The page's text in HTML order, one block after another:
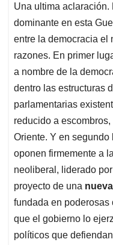
Una ultima
dominante en esta
entre la democracia el
razones. En primer
a nombre de la
dentro las estructuras
parlamentarias
reducido a
Oriente. Y en
oponen firmemente a
neoliberal, liderado
proyecto de una
fundada en
que el gobierno lo
políticos que